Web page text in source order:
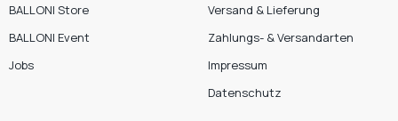
BALLONI Store
BALLONI Event
Jobs
Versand & Lieferung
Zahlungs- & Versandarten
Impressum
Datenschutz